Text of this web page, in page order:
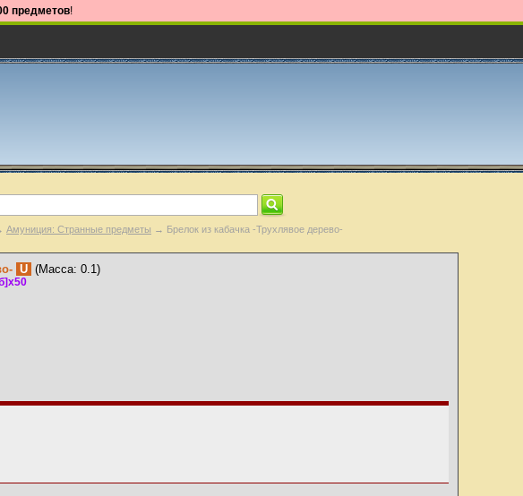
предметов!
Амуниция: Странные предметы → Брелок из кабачка -Трухлявое дерево-
U (Масса: 0.1)